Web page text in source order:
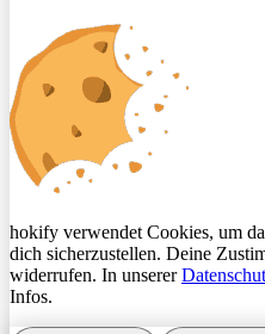
hokify verwendet Cookies, um
dich sicherzustellen. Deine
widerrufen. In unserer
Infos.